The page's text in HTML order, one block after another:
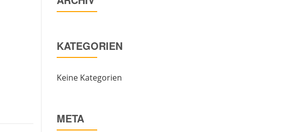
KATEGORIEN
Keine Kategorien
META